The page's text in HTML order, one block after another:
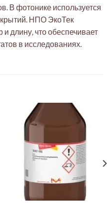
В фотонике используется
НПО ЭкоТек
и длину, что обеспечивает
в исследованиях.